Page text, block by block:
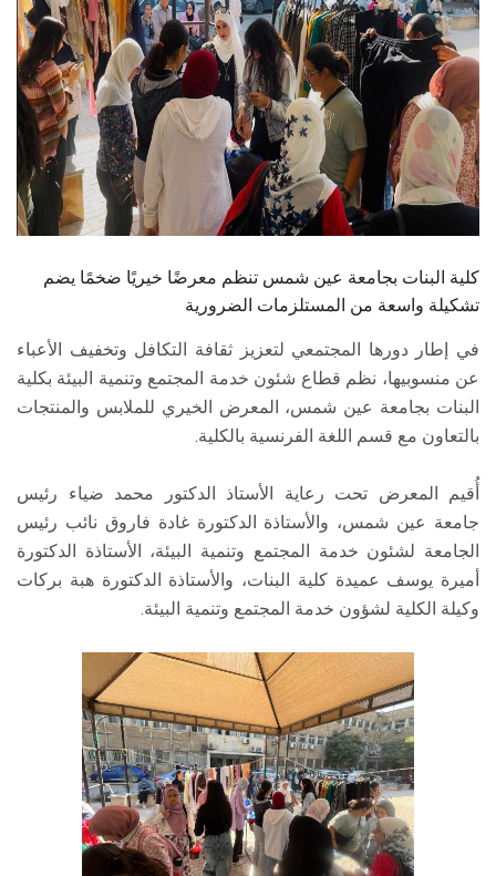
الدراسات العليا
الخريجين
الموظفون
الزائـرون
كلية البنات بجامعة عين شمس تنظم معرضًا خيريًا ضخمًا يضم
تشكيلة واسعة من المستلزمات الضرورية
في إطار دورها المجتمعي لتعزيز ثقافة التكافل وتخفيف الأعباء
عن منسوبيها، نظم قطاع شئون خدمة المجتمع وتنمية البيئة بكلية
البنات بجامعة عين شمس، المعرض الخيري للملابس والمنتجات
بالتعاون مع قسم اللغة الفرنسية بالكلية.
أُقيم المعرض تحت رعاية الأستاذ الدكتور محمد ضياء رئيس
جامعة عين شمس، والأستاذة الدكتورة غادة فاروق نائب رئيس
الجامعة لشئون خدمة المجتمع وتنمية البيئة، الأستاذة الدكتورة
أميرة يوسف عميدة كلية البنات، والأستاذة الدكتورة هبة بركات
وكيلة الكلية لشؤون خدمة المجتمع وتنمية البيئة.